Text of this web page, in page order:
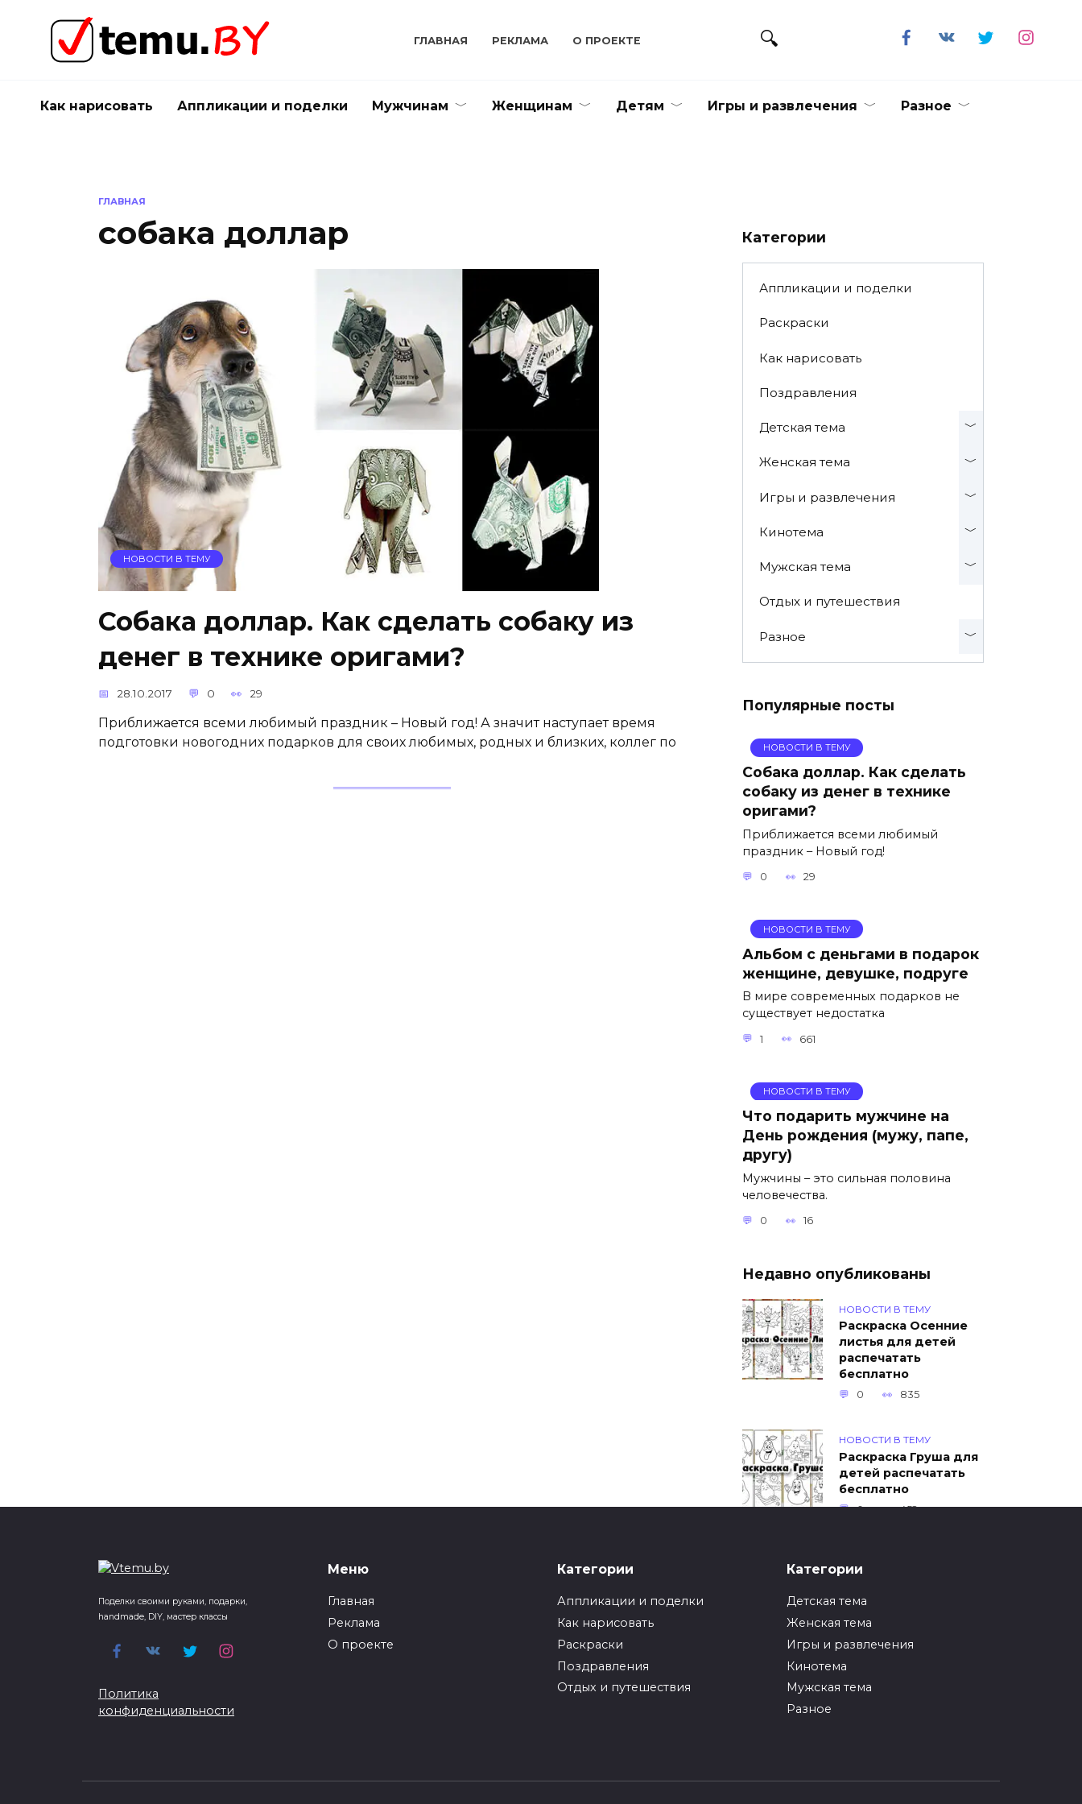
содержанию
ГЛАВНАЯ РЕКЛАМА О ПРОЕКТЕ
Как нарисовать Аппликации и поделки Мужчинам Женщинам Детям Игры и развлечения Разное
ГЛАВНАЯ
собака доллар
НОВОСТИ В ТЕМУ
Собака доллар. Как сделать собаку из
денег в технике оригами?
28.10.2017 0 29
Приближается всеми любимый праздник – Новый год! А значит наступает время
подготовки новогодних подарков для своих любимых, родных и близких, коллег по
Категории
Аппликации и поделки
Раскраски
Как нарисовать
Поздравления
Детская тема
Женская тема
Игры и развлечения
Кинотема
Мужская тема
Отдых и путешествия
Разное
Популярные посты
НОВОСТИ В ТЕМУ
Собака доллар. Как сделать
собаку из денег в технике
оригами?
Приближается всеми любимый
праздник – Новый год!
0 29
НОВОСТИ В ТЕМУ
Альбом с деньгами в подарок
женщине, девушке, подруге
В мире современных подарков не
существует недостатка
1 661
НОВОСТИ В ТЕМУ
Что подарить мужчине на
День рождения (мужу, папе,
другу)
Мужчины – это сильная половина
человечества.
0 16
Недавно опубликованы
НОВОСТИ В ТЕМУ
Раскраска Осенние
листья для детей
распечатать
бесплатно
0 835
НОВОСТИ В ТЕМУ
Раскраска Груша для
детей распечатать
бесплатно
0 452
Как упаковать вещи
0
Как вырастить ананас
из верхушки в
Поделки своими руками, подарки,
handmade, DIY, мастер классы
Политика
конфиденциальности
Меню
Главная
Реклама
О проекте
Категории
Аппликации и поделки
Как нарисовать
Раскраски
Поздравления
Отдых и путешествия
Категории
Детская тема
Женская тема
Игры и развлечения
Кинотема
Мужская тема
Разное